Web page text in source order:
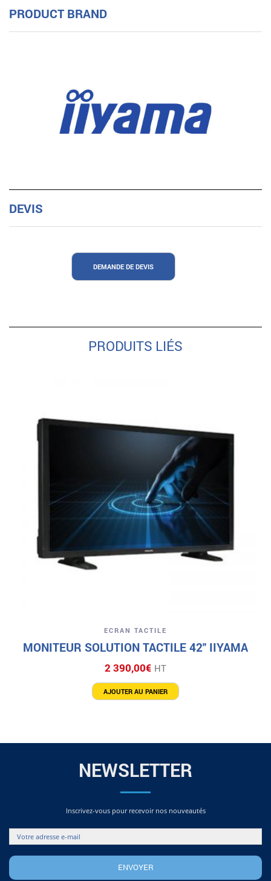
PRODUCT BRAND
DEVIS
DEMANDE DE DEVIS
PRODUITS LIÉS
ECRAN TACTILE
MONITEUR SOLUTION TACTILE 42″ IIYAMA
2 390,00€ HT
AJOUTER AU PANIER
NEWSLETTER
Inscrivez-vous pour recevoir nos nouveautés